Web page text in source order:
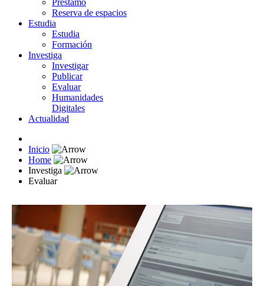
Préstamo
Reserva de espacios
Estudia
Estudia
Formación
Investiga
Investigar
Publicar
Evaluar
Humanidades
Digitales
Actualidad
Inicio
Home
Investiga
Evaluar